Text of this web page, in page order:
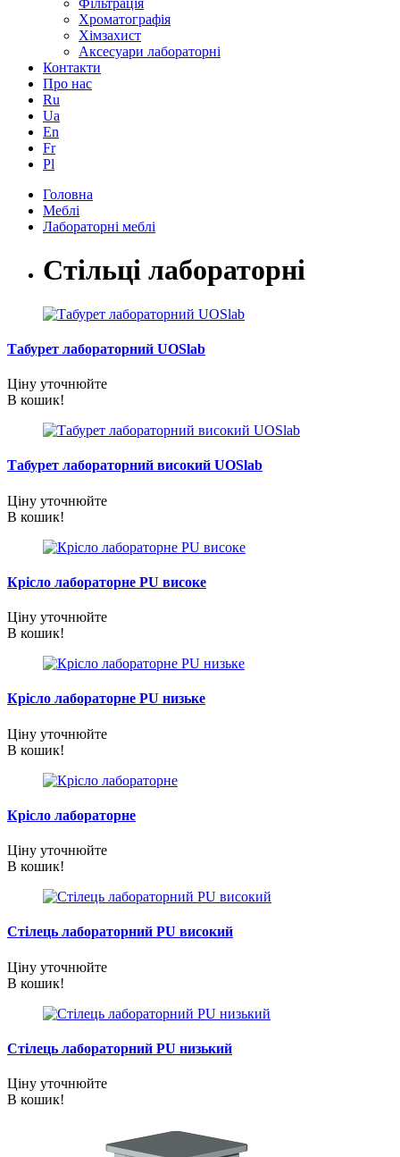
Хроматографія
Хімзахист
Аксесуари лабораторні
Контакти
Про нас
Ru
Ua
En
Fr
Pl
Головна
Меблі
Лабораторні меблі
Стільці лабораторні
Табурет лабораторний UOSlab
Ціну уточнюйте
В кошик!
Табурет лабораторний високий UOSlab
Ціну уточнюйте
В кошик!
Крісло лабораторне PU високе
Ціну уточнюйте
В кошик!
Крісло лабораторне PU низьке
Ціну уточнюйте
В кошик!
Крісло лабораторне
Ціну уточнюйте
В кошик!
Стілець лабораторний PU високий
Ціну уточнюйте
В кошик!
Стілець лабораторний PU низький
Ціну уточнюйте
В кошик!